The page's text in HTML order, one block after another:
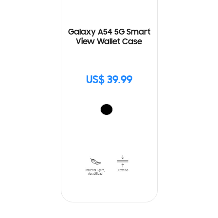
Galaxy A54 5G Smart
View Wallet Case
US$ 39.99